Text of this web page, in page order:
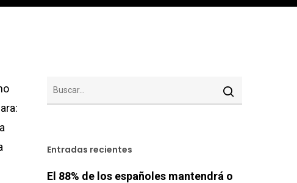
Entradas recientes
El 88% de los españoles mantendrá o